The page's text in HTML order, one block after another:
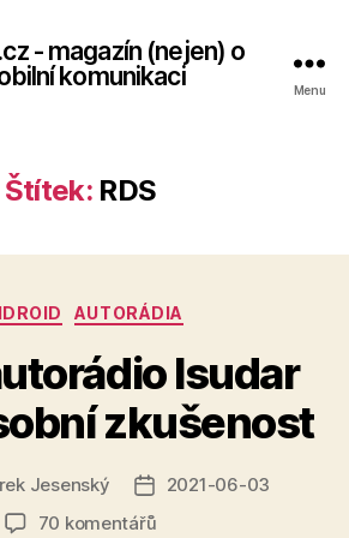
- magazín (nejen) o
komunikaci
Menu
Štítek: RDS
Rubriky
AUTORÁDIA
Isudar
zkušenost
Jesenský
Datum
příspěvku
2021-06-03
70 komentářůu